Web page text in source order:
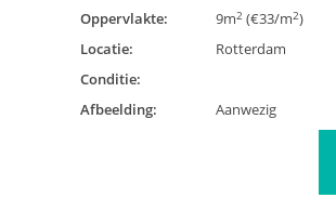
Oppervlakte:
9m2 (€33/m2)
Locatie:
Rotterdam
Conditie:
Afbeelding:
Aanwezig